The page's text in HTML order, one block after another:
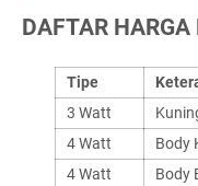
DAFTAR
Tipe
3 Watt
4 Watt
Body
4 Watt
Body